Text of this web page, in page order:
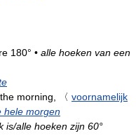
180° • alle hoeken van een
morning, 〈 voornamelijk
hele morgen
is/alle hoeken zijn 60°